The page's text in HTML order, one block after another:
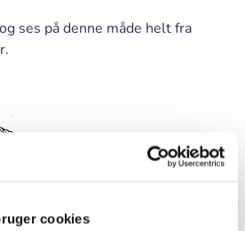
cookies
ses på denne måde helt fra